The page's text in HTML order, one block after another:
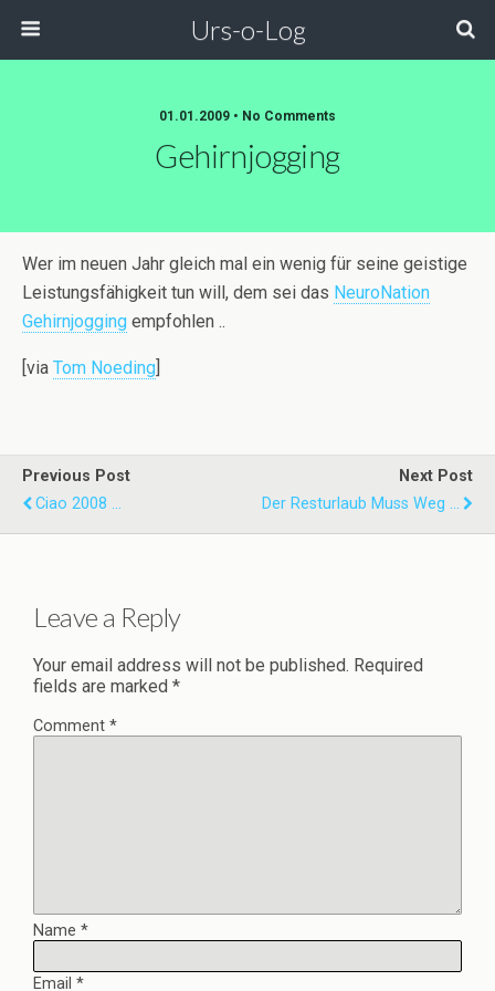
Urs-o-Log
01.01.2009 • No Comments
Gehirnjogging
Wer im neuen Jahr gleich mal ein wenig für seine geistige
Leistungsfähigkeit tun will, dem sei das NeuroNation
Gehirnjogging empfohlen ..
[via Tom Noeding]
Previous Post
Ciao 2008 ...
Next Post
Der Resturlaub Muss Weg ...
Leave a Reply
Your email address will not be published. Required
fields are marked *
Comment *
Name *
Email *